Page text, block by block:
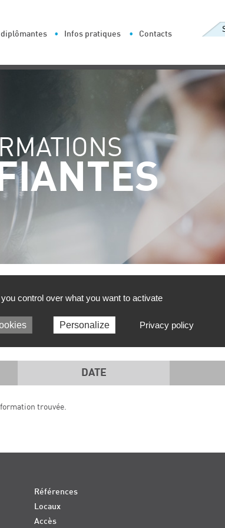
Infos pratiques Contacts
SD TECH
DATE
trouvée.
Références
Locaux
Accès
control over what you want to activate
Personalize Privacy policy